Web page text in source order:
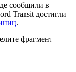
сообщили в
Transit достигли
.
фрагмент